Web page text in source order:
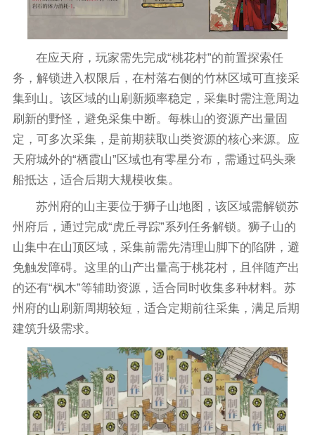
在应天府，玩家需先完成“桃花村”的前置探索任
务，解锁进入权限后，在村落右侧的竹林区域可直接采
集到山。该区域的山刷新频率稳定，采集时需注意周边
刷新的野怪，避免采集中断。每株山的资源产出量固
定，可多次采集，是前期获取山类资源的核心来源。应
天府城外的“栖霞山”区域也有零星分布，需通过码头乘
船抵达，适合后期大规模收集。
苏州府的山主要位于狮子山地图，该区域需解锁苏
州府后，通过完成“虎丘寻踪”系列任务解锁。狮子山的
山集中在山顶区域，采集前需先清理山脚下的陷阱，避
免触发障碍。这里的山产出量高于桃花村，且伴随产出
的还有“枫木”等辅助资源，适合同时收集多种材料。苏
州府的山刷新周期较短，适合定期前往采集，满足后期
建筑升级需求。